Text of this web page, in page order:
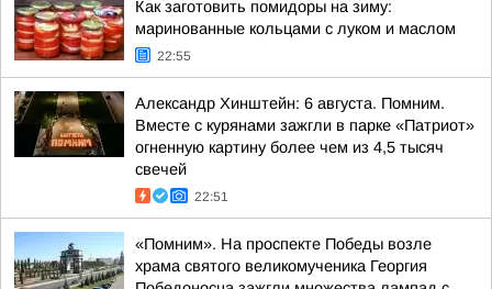
Как заготовить помидоры на зиму:
маринованные кольцами с луком и маслом
22:55
Александр Хинштейн: 6 августа. Помним.
Вместе с курянами зажгли в парке «Патриот»
огненную картину более чем из 4,5 тысяч
свечей
22:51
«Помним». На проспекте Победы возле
храма святого великомученика Георгия